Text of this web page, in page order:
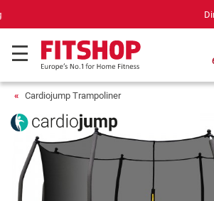
Din hjemmefitnessekspert
Cardiojump Trampoliner